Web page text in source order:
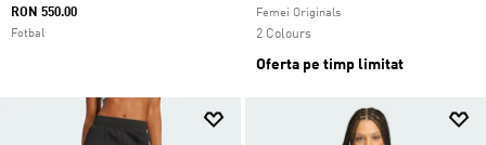
RON 550.00
Fotbal
Femei Originals
2 Colours
Oferta pe timp limitat